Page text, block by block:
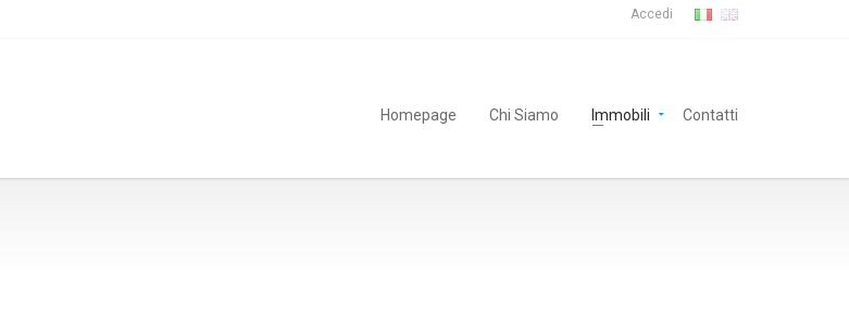
Accedi
Homepage Chi Siamo Immobili Contatti